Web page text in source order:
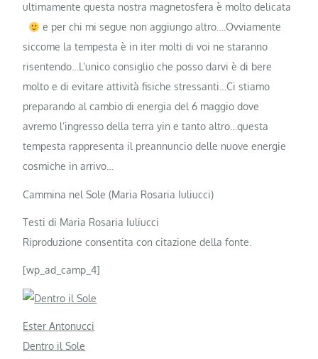
ultimamente questa nostra magnetosfera è molto delicata
e per chi mi segue non aggiungo altro….Ovviamente
siccome la tempesta è in iter molti di voi ne staranno
risentendo…L’unico consiglio che posso darvi è di bere
molto e di evitare attività fisiche stressanti…Ci stiamo
preparando al cambio di energia del 6 maggio dove
avremo l’ingresso della terra yin e tanto altro…questa
tempesta rappresenta il preannuncio delle nuove energie
cosmiche in arrivo…
Cammina nel Sole (Maria Rosaria Iuliucci)
Testi di Maria Rosaria Iuliucci
Riproduzione consentita con citazione della fonte.
[wp_ad_camp_4]
Ester Antonucci
Dentro il Sole